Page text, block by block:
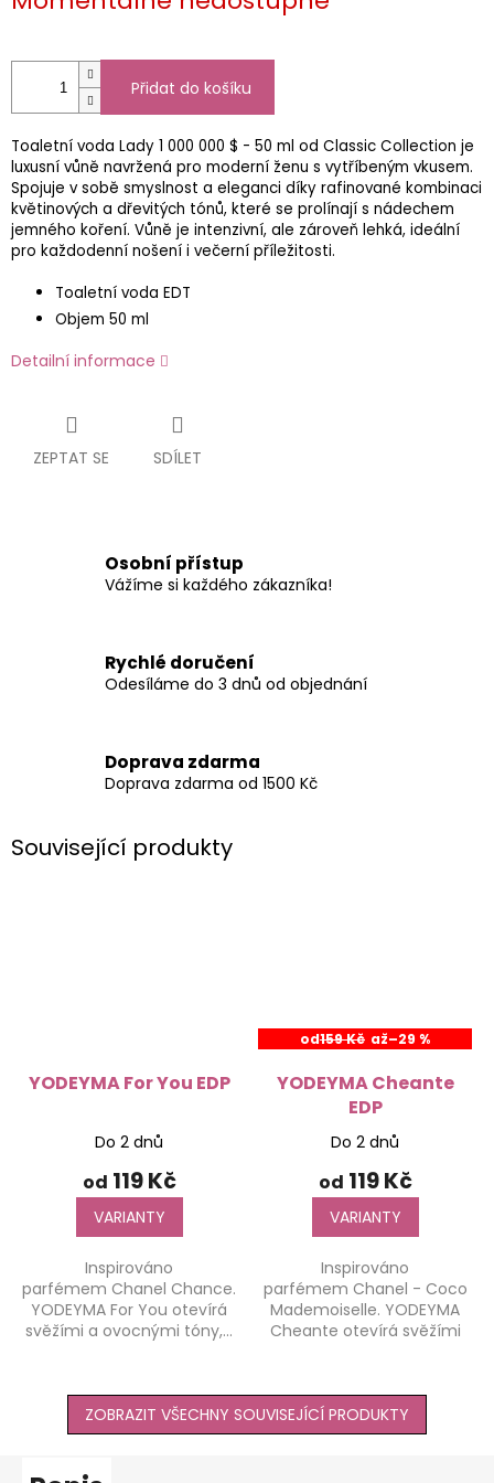
cena:
Přidat do košíku
Toaletní voda Lady 1 000 000 $ - 50 ml od Classic Collection je
luxusní vůně navržená pro moderní ženu s vytříbeným vkusem.
Spojuje v sobě smyslnost a eleganci díky rafinované kombinaci
květinových a dřevitých tónů, které se prolínají s nádechem
jemného koření. Vůně je intenzivní, ale zároveň lehká, ideální
pro každodenní nošení i večerní příležitosti.
Toaletní voda EDT
Objem 50 ml
Detailní informace
ZEPTAT SE SDÍLET
Osobní přístup
Vážíme si každého zákazníka!
Rychlé doručení
Odesíláme do 3 dnů od objednání
Doprava zdarma
Doprava zdarma od 1500 Kč
Související produkty
YODEYMA For You EDP
Průměrné
produktu
hvězdiček.
Do 2 dnů
od 119 Kč
VARIANTY
Inspirováno
parfémem Chanel Chance.
YODEYMA For You otevírá
svěžími a ovocnými tóny,...
od159 Kč až–29 %
YODEYMA Cheante
EDP
Průměrné
produktu
hvězdiček.
Do 2 dnů
od 119 Kč
VARIANTY
Inspirováno
parfémem Chanel - Coco
Mademoiselle. YODEYMA
Cheante otevírá svěžími
ZOBRAZIT VŠECHNY SOUVISEJÍCÍ PRODUKTY